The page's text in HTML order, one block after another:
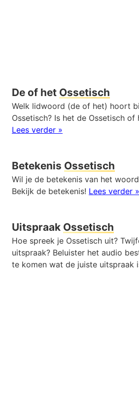
De of het Ossetisch
Welk lidwoord (de of het) hoort
Ossetisch? Is het de Ossetisch of
Lees verder »
Betekenis Ossetisch
Wil je de betekenis van het
Bekijk de betekenis! Lees verder »
Uitspraak Ossetisch
Hoe spreek je Ossetisch uit?
uitspraak? Beluister het audio
te komen wat de juiste uitspraak